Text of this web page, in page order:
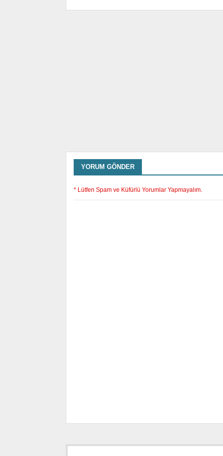
YORUM GÖNDER
* Lütfen Spam ve Küfürlü Yorumlar Yapmayalım.